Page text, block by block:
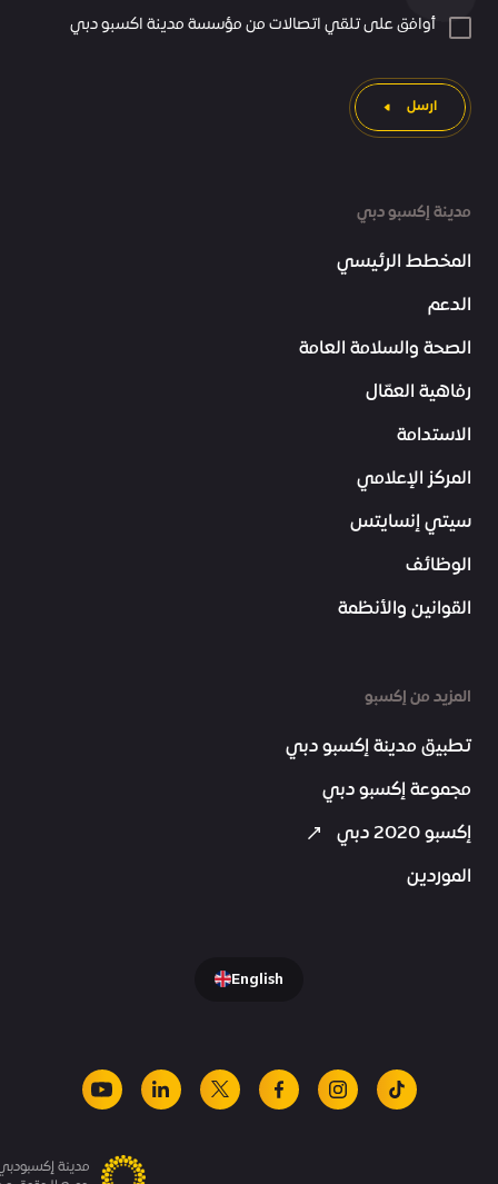
مدينة إكسبو دبي
المخطط الرئيسي
الدعم
الصحة والسلامة العامة
رفاهية العمّال
الاستدامة
المركز الإعلامي
سيتي إنسايتس
الوظائف
القوانين والأنظمة
المزيد من إكسبو
تطبيق مدينة إكسبو دبي
مجموعة إكسبو دبي
إكسبو 2020 دبي
الموردين
أوافق على تلقي اتصالات من مؤسسة مدينة اكسبو دبي
ارسل
English
tiktok
instagram
facebook
x
linkedin
youtube
مدينة